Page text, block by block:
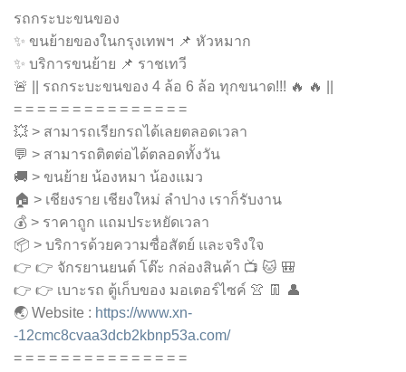
รถกระบะขนของ
✨ ขนย้ายของในกรุงเทพฯ 📌 หัวหมาก
✨ บริการขนย้าย 📌 ราชเทวี
🚨 || รถกระบะขนของ 4 ล้อ 6 ล้อ ทุกขนาด!!! 🔥 🔥 ||
= = = = = = = = = = = = = = =
💥 > สามารถเรียกรถได้เลยตลอดเวลา
💬 > สามารถติตต่อได้ตลอดทั้งวัน
🚚 > ขนย้าย น้องหมา น้องแมว
🏠 > เชียงราย เชียงใหม่ ลำปาง เราก็รับงาน
💰 > ราคาถูก แถมประหยัดเวลา
📦 > บริการด้วยความซื่อสัตย์ และจริงใจ
👉 👉 จักรยานยนต์ โต๊ะ กล่องสินค้า 📺 🐱 🎒
👉 👉 เบาะรถ ตู้เก็บของ มอเตอร์ไซค์ 👚 👖 👤
🌏 Website : https://www.xn-
-12cmc8cvaa3dcb2kbnp53a.com/
= = = = = = = = = = = = = = =